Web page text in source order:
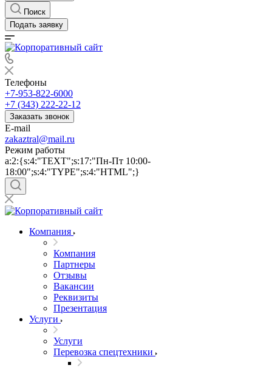
Поиск
Подать заявку
Телефоны
+7-953-822-6000
+7 (343) 222-22-12
Заказать звонок
E-mail
zakaztral@mail.ru
Режим работы
a:2:{s:4:"TEXT";s:17:"Пн-Пт 10:00-
18:00";s:4:"TYPE";s:4:"HTML";}
Компания
Компания
Партнеры
Отзывы
Вакансии
Реквизиты
Презентация
Услуги
Услуги
Перевозка спецтехники